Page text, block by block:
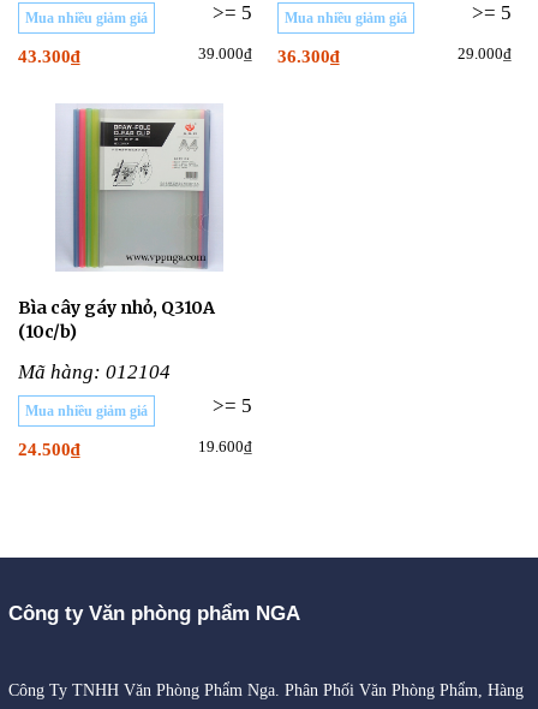
Mua nhiều giảm giá >= 5
43.300₫ 39.000₫
Mua nhiều giảm giá >= 5
36.300₫ 29.000₫
Bìa cây gáy nhỏ, Q310A
(10c/b)
Mã hàng: 012104
Mua nhiều giảm giá >= 5
24.500₫ 19.600₫
Công ty Văn phòng phẩm NGA
Công Ty TNHH Văn Phòng Phẩm Nga. Phân Phối Văn Phòng Phẩm, Hàng